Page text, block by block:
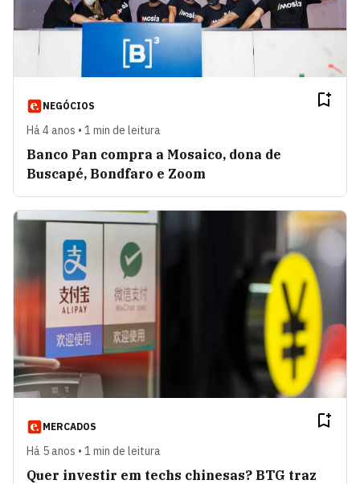
NEGÓCIOS
Há 4 anos • 1 min de leitura
Banco Pan compra a Mosaico, dona de
Buscapé, Bondfaro e Zoom
MERCADOS
Há 5 anos • 1 min de leitura
Quer investir em techs chinesas? BTG traz